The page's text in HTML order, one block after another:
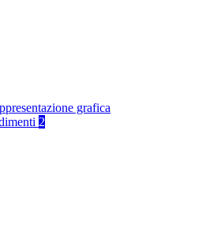
grafica
2